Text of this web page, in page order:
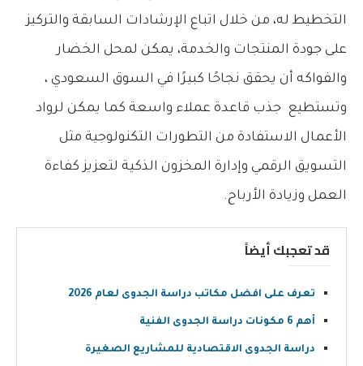
التخطيط له، من خلال اتباع الإرشادات السابقة والتركيز
على جودة المنتجات والخدمة، يمكن لمحل الخضار
والفواكه أن يحقق نجاحًا كبيرًا في السوق السعودي ،
وتستطيع جذب قاعدة عملاء واسعة كما يمكن لرواد
الأعمال الاستفادة من التطورات التكنولوجية مثل
التسويق الرقمي وإدارة المخزون الذكية لتعزيز كفاءة
العمل وزيادة الأرباح.
قد تعجبك أيضاً
تعرف على افضل مكاتب دراسة الجدوى لعام 2026
أهم 6 مكونات دراسة الجدوى الفنية
دراسة الجدوى الاقتصادية للمشاريع الصغيرة